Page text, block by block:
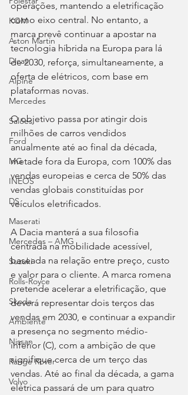
KGM
Aston Martin
Dicas
Alpine
Mercedes
Salões
Ford
MG
INEOS
DS
Maserati
Mercedes – AMG
Suzuki
Rolls-Royce
Skoda
Ambiente
Nissan
Range Rover
Volvo
operações, mantendo a eletrificação
como eixo central. No entanto, a
marca prevê continuar a apostar na
tecnologia híbrida na Europa para lá
de 2030, reforça, simultaneamente, a
oferta de elétricos, com base em
plataformas novas.
O objetivo passa por atingir dois
milhões de carros vendidos
anualmente até ao final da década,
metade fora da Europa, com 100% das
vendas europeias e cerca de 50% das
vendas globais constituídas por
veículos eletrificados.
A Dacia manterá a sua filosofia
centrada na mobilidade acessível,
baseada na relação entre preço, custo
e valor para o cliente. A marca romena
pretende acelerar a eletrificação, que
deverá representar dois terços das
vendas em 2030, e continuar a expandir
a presença no segmento médio-
inferior (C), com a ambição de que
signifique cerca de um terço das
vendas. Até ao final da década, a gama
elétrica passará de um para quatro